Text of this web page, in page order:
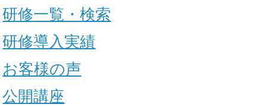
研修一覧・検索
研修導入実績
お客様の声
公開講座